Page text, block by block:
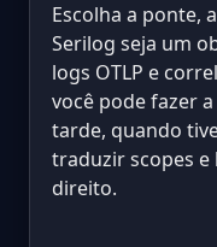
Escolha a ponte,
Serilog seja um
logs OTLP e
você pode fazer
tarde, quando
traduzir scopes
direito.